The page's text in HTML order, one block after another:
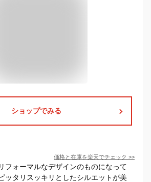
ショップでみる
価格と在庫を楽天でチェック >>
フォーマルなデザインのものになって
ッタリスッキリとしたシルエットが美